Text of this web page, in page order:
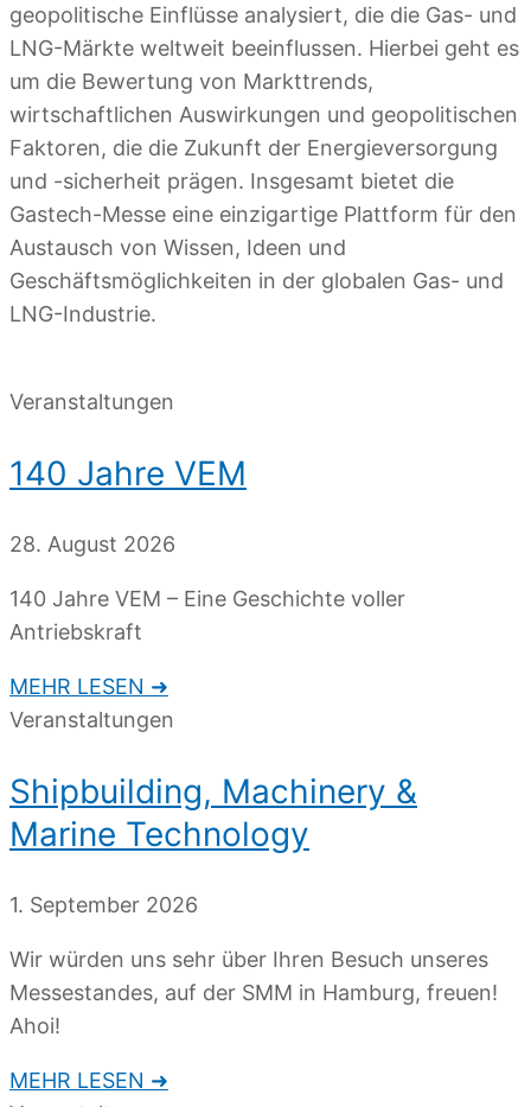
geopolitische Einflüsse analysiert, die die Gas- und
LNG-Märkte weltweit beeinflussen. Hierbei geht es
um die Bewertung von Markttrends,
wirtschaftlichen Auswirkungen und geopolitischen
Faktoren, die die Zukunft der Energieversorgung
und -sicherheit prägen. Insgesamt bietet die
Gastech-Messe eine einzigartige Plattform für den
Austausch von Wissen, Ideen und
Geschäftsmöglichkeiten in der globalen Gas- und
LNG-Industrie.
Veranstaltungen
140 Jahre VEM
28. August 2026
140 Jahre VEM – Eine Geschichte voller
Antriebskraft
MEHR LESEN ➜
Veranstaltungen
Shipbuilding, Machinery &
Marine Technology
1. September 2026
Wir würden uns sehr über Ihren Besuch unseres
Messestandes, auf der SMM in Hamburg, freuen!
Ahoi!
MEHR LESEN ➜